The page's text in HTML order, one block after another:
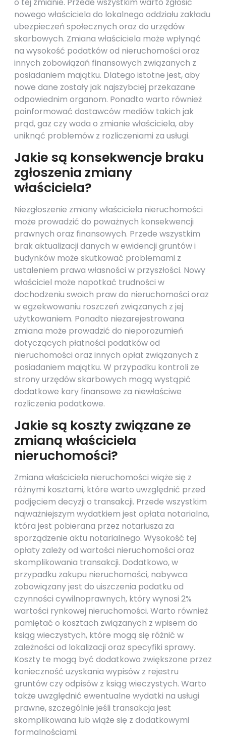
nowego właściciela do lokalnego oddziału zakładu
ubezpieczeń społecznych oraz do urzędów
skarbowych. Zmiana właściciela może wpłynąć
na wysokość podatków od nieruchomości oraz
innych zobowiązań finansowych związanych z
posiadaniem majątku. Dlatego istotne jest, aby
nowe dane zostały jak najszybciej przekazane
odpowiednim organom. Ponadto warto również
poinformować dostawców mediów takich jak
prąd, gaz czy woda o zmianie właściciela, aby
uniknąć problemów z rozliczeniami za usługi.
Jakie są konsekwencje braku
zgłoszenia zmiany
właściciela?
Niezgłoszenie zmiany właściciela nieruchomości
może prowadzić do poważnych konsekwencji
prawnych oraz finansowych. Przede wszystkim
brak aktualizacji danych w ewidencji gruntów i
budynków może skutkować problemami z
ustaleniem prawa własności w przyszłości. Nowy
właściciel może napotkać trudności w
dochodzeniu swoich praw do nieruchomości oraz
w egzekwowaniu roszczeń związanych z jej
użytkowaniem. Ponadto niezarejestrowana
zmiana może prowadzić do nieporozumień
dotyczących płatności podatków od
nieruchomości oraz innych opłat związanych z
posiadaniem majątku. W przypadku kontroli ze
strony urzędów skarbowych mogą wystąpić
dodatkowe kary finansowe za niewłaściwe
rozliczenia podatkowe.
Jakie są koszty związane ze
zmianą właściciela
nieruchomości?
Zmiana właściciela nieruchomości wiąże się z
różnymi kosztami, które warto uwzględnić przed
podjęciem decyzji o transakcji. Przede wszystkim
najważniejszym wydatkiem jest opłata notarialna,
która jest pobierana przez notariusza za
sporządzenie aktu notarialnego. Wysokość tej
opłaty zależy od wartości nieruchomości oraz
skomplikowania transakcji. Dodatkowo, w
przypadku zakupu nieruchomości, nabywca
zobowiązany jest do uiszczenia podatku od
czynności cywilnoprawnych, który wynosi 2%
wartości rynkowej nieruchomości. Warto również
pamiętać o kosztach związanych z wpisem do
ksiąg wieczystych, które mogą się różnić w
zależności od lokalizacji oraz specyfiki sprawy.
Koszty te mogą być dodatkowo zwiększone przez
konieczność uzyskania wypisów z rejestru
gruntów czy odpisów z ksiąg wieczystych. Warto
także uwzględnić ewentualne wydatki na usługi
prawne, szczególnie jeśli transakcja jest
skomplikowana lub wiąże się z dodatkowymi
formalnościami.